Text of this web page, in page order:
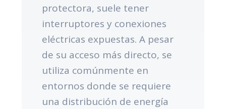
protectora, suele tener
interruptores y conexiones
eléctricas expuestas. A pesar
de su acceso más directo, se
utiliza comúnmente en
entornos donde se requiere
una distribución de energía